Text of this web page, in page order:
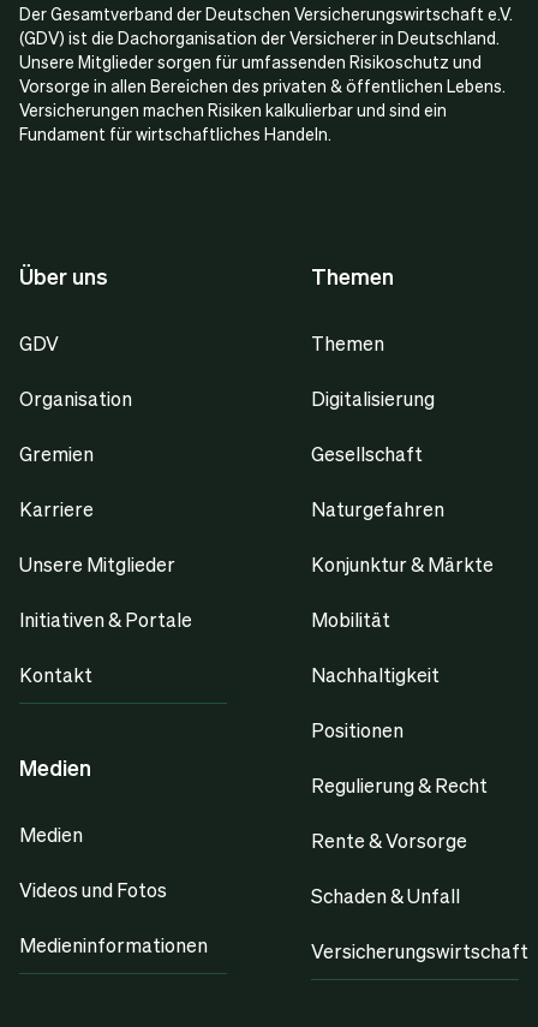
Der Gesamtverband der Deutschen Versicherungswirtschaft e.V.
(GDV) ist die Dachorganisation der Versicherer in Deutschland.
Unsere Mitglieder sorgen für umfassenden Risikoschutz und
Vorsorge in allen Bereichen des privaten & öffentlichen Lebens.
Versicherungen machen Risiken kalkulierbar und sind ein
Fundament für wirtschaftliches Handeln.
Über uns
GDV
Organisation
Gremien
Karriere
Unsere Mitglieder
Initiativen & Portale
Kontakt
Medien
Medien
Videos und Fotos
Medieninformationen
Themen
Themen
Digitalisierung
Gesellschaft
Naturgefahren
Konjunktur & Märkte
Mobilität
Nachhaltigkeit
Positionen
Regulierung & Recht
Rente & Vorsorge
Schaden & Unfall
Versicherungswirtschaft